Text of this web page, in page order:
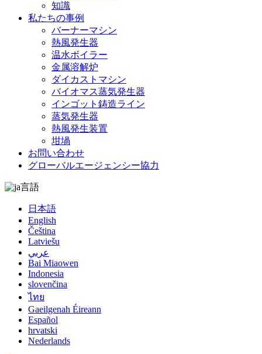
知識
私たちの事例
バーナーマシン
熱風発生器
温水ボイラー
金属溶解炉
ダイカストマシン
バイオマス蒸気発生器
インゴット鋳造ライン
蒸気発生器
熱風発生装置
坩堝
お問い合わせ
グローバルエージェンシー協力
言語
日本語
English
Čeština
Latviešu
عربي
Bai Miaowen
Indonesia
slovenčina
ไทย
Gaeilgenah Éireann
Español
hrvatski
Nederlands